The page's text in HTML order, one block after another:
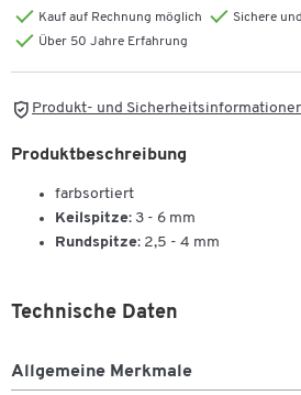
Kauf auf Rechnung möglich
Sichere
Über 50 Jahre Erfahrung
Produkt- und
Produktbeschreibung
farbsortiert
Keilspitze: 3 - 6 mm
Rundspitze: 2,5 - 4 mm
Technische Daten
Allgemeine Merkmale